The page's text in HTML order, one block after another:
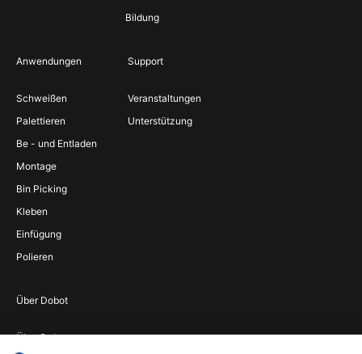
Bildung
Anwendungen
Schweißen
Palettieren
Be - und Entladen
Montage
Bin Picking
Kleben
Einfügung
Polieren
Support
Veranstaltungen
Unterstützung
Über Dobot
Über Dobot